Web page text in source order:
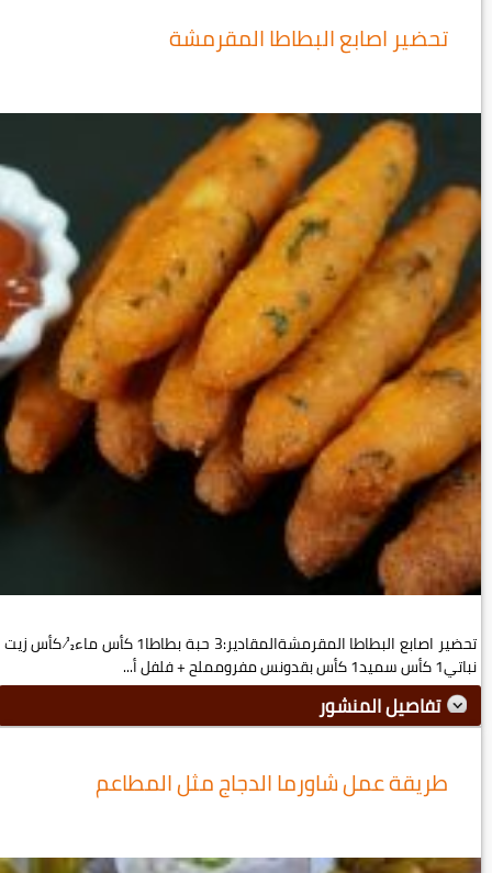
تحضير اصابع البطاطا المقرمشة
تحضير اصابع البطاطا المقرمشةالمقادير:3 حبة بطاطا1 كأس ماء½ كأس زيت
نباتي1 كأس سميد1 كأس بقدونس مفرومملح + فلفل أ...
تفاصيل المنشور
طريقة عمل شاورما الدجاج مثل المطاعم